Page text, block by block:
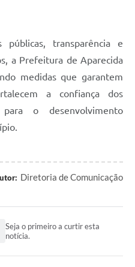
transparência e
a Prefeitura de Aparecida
medidas que garantem
a confiança dos
o desenvolvimento
Diretoria de Comunicação
Seja o primeiro a curtir esta
notícia.